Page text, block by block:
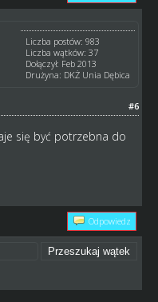
Liczba postów: 983
Liczba wątków: 37
Dołączył: Feb 2013
Drużyna: DKŻ Unia Dębica
#6
się być potrzebna do
Odpowiedz